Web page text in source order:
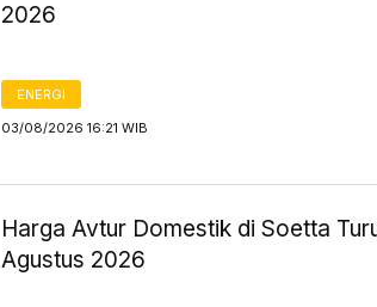
2026
ENERGI
03/08/2026 16:21 WIB
Harga Avtur Domestik di Soetta
Agustus 2026